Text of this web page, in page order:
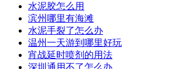
水泥胶怎么用
滨州哪里有海滩
水泥手裂了怎么办
温州一天游到哪里好玩
宵战延时喷剂的用法
深圳通用不了怎么办